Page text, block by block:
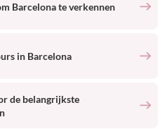
Barcelonate verkennen
in Barcelona
de belangrijkste